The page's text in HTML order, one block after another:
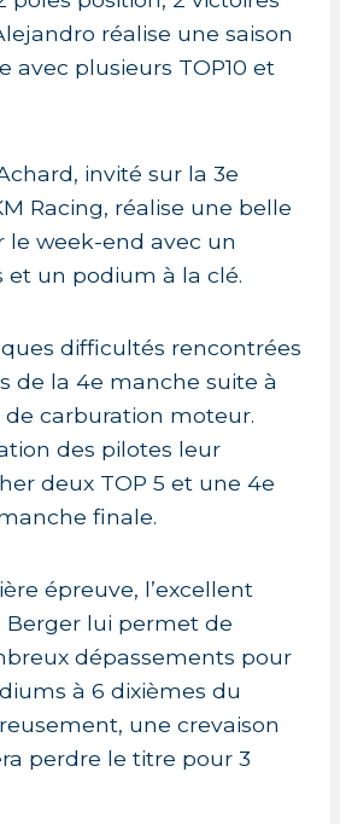
réalise une saison
avec plusieurs TOP10 et
invité sur la 3e
Racing, réalise une belle
le week-end avec un
un podium à la clé.
difficultés rencontrées
de la 4e manche suite à
carburation moteur.
des pilotes leur
deux TOP 5 et une 4e
finale.
épreuve, l’excellent
Berger lui permet de
dépassements pour
à 6 dixièmes du
une crevaison
perdre le titre pour 3